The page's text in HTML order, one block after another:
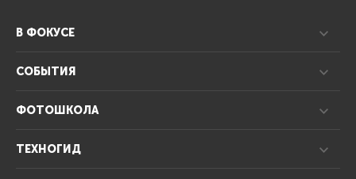
В ФОКУСЕ
СОБЫТИЯ
ФОТОШКОЛА
ТЕХНОГИД